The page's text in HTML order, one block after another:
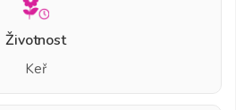
Životnost
Keř